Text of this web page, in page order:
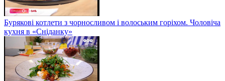
Бурякові котлети з чорносливом і волоським горіхом. Чоловіча
кухня в «Сніданку»